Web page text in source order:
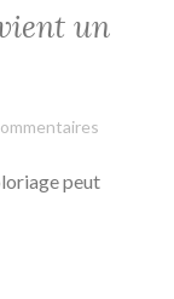
un
peut